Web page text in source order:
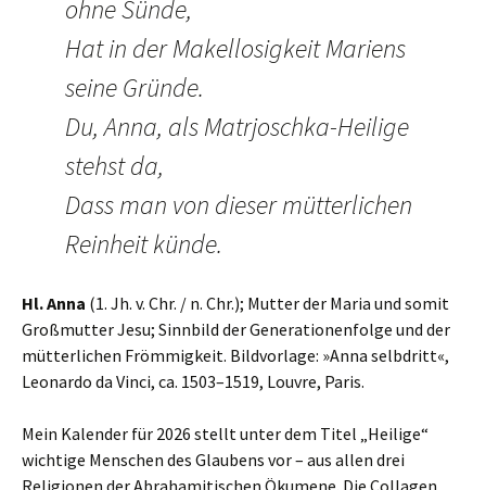
ohne Sünde,
Hat in der Makellosigkeit Mariens
seine Gründe.
Du, Anna, als Matrjoschka-Heilige
stehst da,
Dass man von dieser mütterlichen
Reinheit künde.
Hl. Anna (1. Jh. v. Chr. / n. Chr.); Mutter der Maria und somit
Großmutter Jesu; Sinnbild der Generationenfolge und der
mütterlichen Frömmigkeit. Bildvorlage: »Anna selbdritt«,
Leonardo da Vinci, ca. 1503–1519, Louvre, Paris.
Mein Kalender für 2026 stellt unter dem Titel „Heilige“
wichtige Menschen des Glaubens vor – aus allen drei